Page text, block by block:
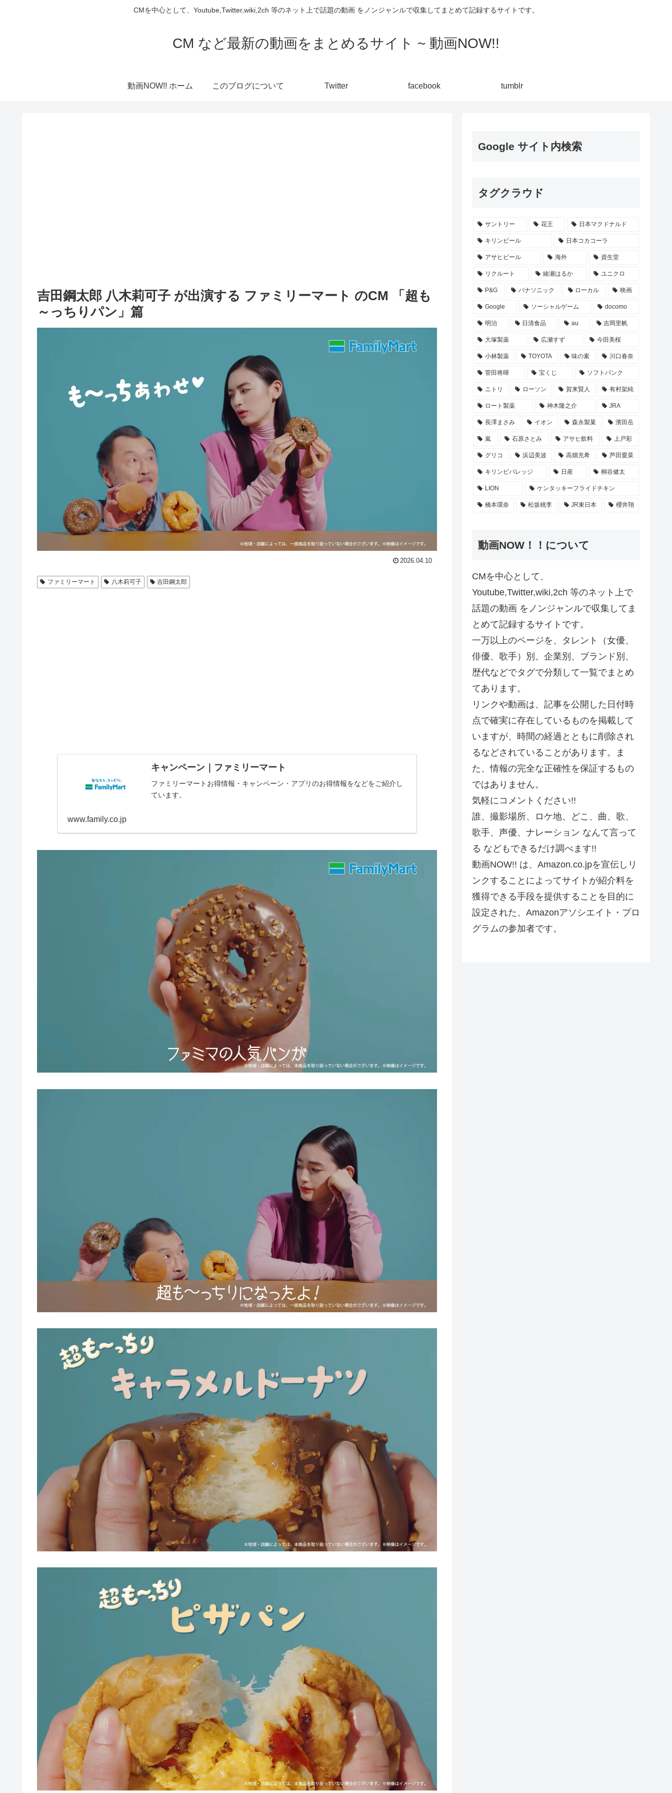
CMを中心として、Youtube,Twitter,wiki,2ch 等のネット上で話題の動画 をノンジャンルで収集してまとめて記録するサイトです。
CM など最新の動画をまとめるサイト ~ 動画NOW!!
動画NOW!! ホーム このブログについて Twitter facebook tumblr
吉田鋼太郎 八木莉可子 が出演する ファミリーマート のCM 「超も
～っちりパン」篇
2026.04.10
ファミリーマート 八木莉可子 吉田鋼太郎
キャンペーン｜ファミリーマート
ファミリーマートお得情報・キャンペーン・アプリのお得情報をなどをご紹介し
ています。
www.family.co.jp
Google サイト内検索
タグクラウド
サントリー 花王 日本マクドナルド
キリンビール 日本コカコーラ
アサヒビール 海外 資生堂
リクルート 綾瀬はるか ユニクロ
P&G パナソニック ローカル 映画
Google ソーシャルゲーム docomo
明治 日清食品 au 吉岡里帆
大塚製薬 広瀬すず 今田美桜
小林製薬 TOYOTA 味の素 川口春奈
菅田将暉 宝くじ ソフトバンク
ニトリ ローソン 賀来賢人 有村架純
ロート製薬 神木隆之介 JRA
長澤まさみ イオン 森永製菓 濱田岳
嵐 石原さとみ アサヒ飲料 上戸彩
グリコ 浜辺美波 高畑充希 芦田愛菜
キリンビバレッジ 日産 桐谷健太
LION ケンタッキーフライドチキン
橋本環奈 松坂桃李 JR東日本 櫻井翔
動画NOW！！について
CMを中心として、
Youtube,Twitter,wiki,2ch 等のネット上で
話題の動画 をノンジャンルで収集してま
とめて記録するサイトです。
一万以上のページを、タレント（女優、
俳優、歌手）別、企業別、ブランド別、
歴代などでタグで分類して一覧でまとめ
てあります。
リンクや動画は、記事を公開した日付時
点で確実に存在しているものを掲載して
いますが、時間の経過とともに削除され
るなどされていることがあります。ま
た、情報の完全な正確性を保証するもの
ではありません。
気軽にコメントください!!
誰、撮影場所、ロケ地、どこ、曲、歌、
歌手、声優、ナレーション なんて言って
る などもできるだけ調べます!!
動画NOW!! は、Amazon.co.jpを宣伝しリ
ンクすることによってサイトが紹介料を
獲得できる手段を提供することを目的に
設定された、Amazonアソシエイト・プロ
グラムの参加者です。